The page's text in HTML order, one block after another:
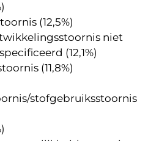
(12,5%)
niet
(12,1%)
(11,8%)
stofgebruiksstoornis